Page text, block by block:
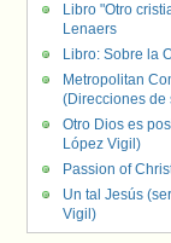
Libro "Otro
Lenaers
Libro: Sobre la
Metropolitan
(Direcciones de
Otro Dios es
López Vigil)
Passion of
Un tal Jesús
Vigil)